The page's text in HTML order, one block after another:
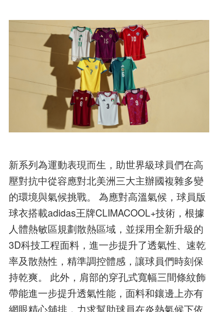
新系列為運動表現而生，助世界級球員們在高
壓對抗中從容應對北美洲三大主辦國複雜多變
的環境與氣候挑戰。 為應對高溫氣候，球員版
球衣搭載adidas王牌CLIMACOOL+技術，根據
人體熱敏區規劃散熱區域，並採用全新升級的
3D科技工程面料，進一步提升了透氣性、速乾
率及散熱性，精準調控體感，讓球員們時刻保
持乾爽。 此外，肩部的穿孔式寬幅三間條紋飾
帶能進一步提升透氣性能，面料和鑲邊上亦有
網眼精心舖排，力求幫助球員在炎熱氣候下依